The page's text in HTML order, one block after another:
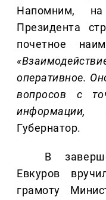
Напомним,
Президента
почетное
оперативное.
вопросов с
информации,
Губернатор.
В
Евкуров
грамоту